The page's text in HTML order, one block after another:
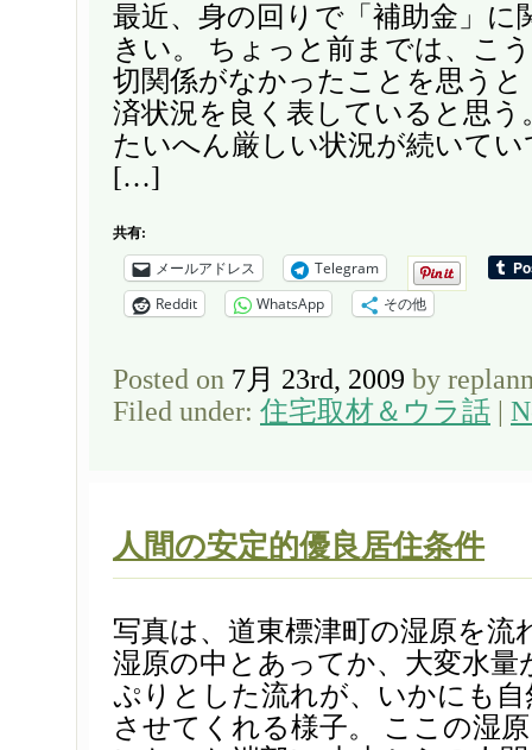
最近、身の回りで「補助金」に
きい。 ちょっと前までは、こ
切関係がなかったことを思う
済状況を良く表していると思う
たいへん厳しい状況が続いて
[…]
共有:
メールアドレス
Telegram
Reddit
WhatsApp その他
Posted on 7月 23rd, 2009 by
Filed under: 住宅取材＆ウラ話
人間の安定的優良居住条件
写真は、道東標津町の湿原を流
湿原の中とあってか、大変水量
ぷりとした流れが、いかにも
させてくれる様子。 ここの湿